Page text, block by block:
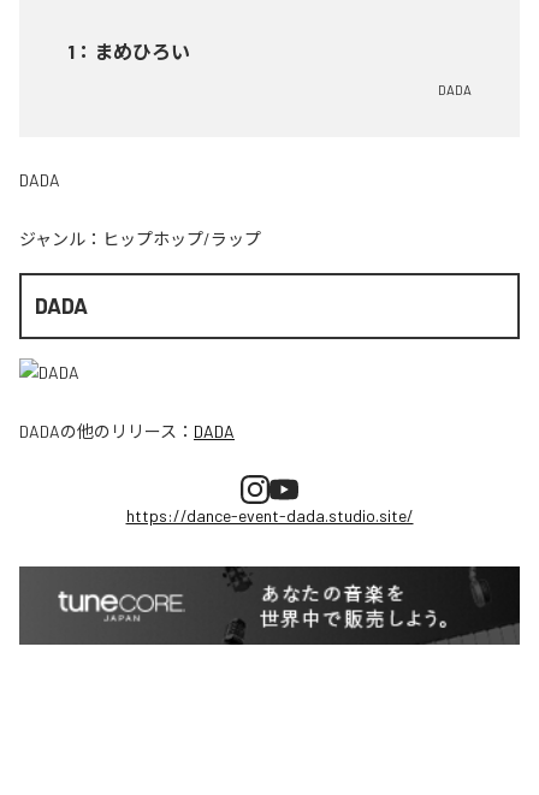
1 ： まめひろい
DADA
DADA
ジャンル： ヒップホップ/ラップ
DADA
DADAの他のリリース： DADA
https://dance-event-dada.studio.site/